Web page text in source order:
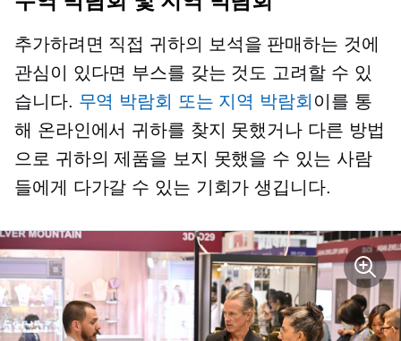
추가하려면 직접 귀하의 보석을 판매하는 것에
관심이 있다면 부스를 갖는 것도 고려할 수 있
습니다. 무역 박람회 또는 지역 박람회 이를 통
해 온라인에서 귀하를 찾지 못했거나 다른 방법
으로 귀하의 제품을 보지 못했을 수 있는 사람
들에게 다가갈 수 있는 기회가 생깁니다.